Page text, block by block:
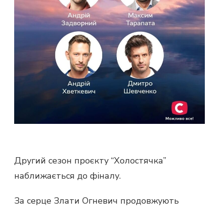
Другий сезон проєкту “Холостячка”
наближається до фіналу.
За серце Злати Огневич продовжують